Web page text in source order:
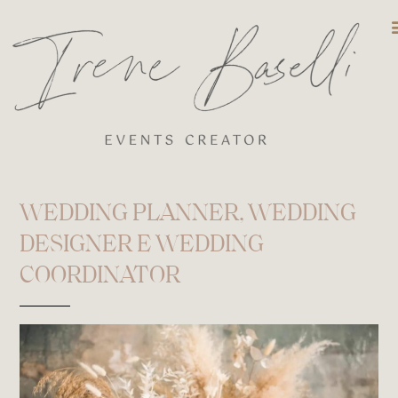
WEDDING PLANNER, WEDDING
DESIGNER E WEDDING
COORDINATOR